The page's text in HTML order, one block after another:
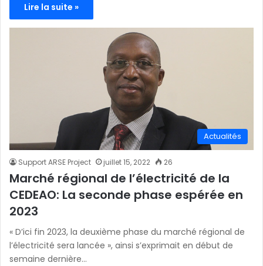
Lire la suite »
Actualités
Support ARSE Project juillet 15, 2022 26
Marché régional de l’électricité de la
CEDEAO: La seconde phase espérée en
2023
« D’ici fin 2023, la deuxième phase du marché régional de
l’électricité sera lancée », ainsi s’exprimait en début de
semaine dernière…